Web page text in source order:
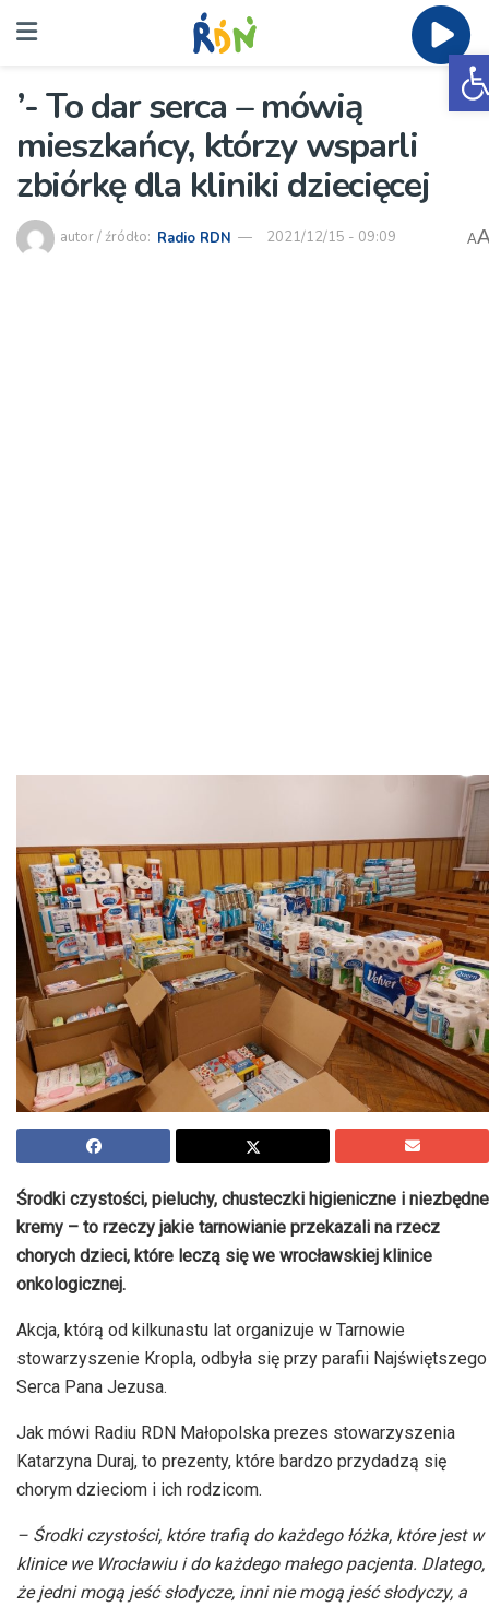
’- To dar serca – mówią
mieszkańcy, którzy wsparli
zbiórkę dla kliniki dziecięcej
autor / źródło: Radio RDN 2021/12/15 - 09:09 A
Środki czystości, pieluchy, chusteczki higieniczne i niezbędne
kremy – to rzeczy jakie tarnowianie przekazali na rzecz
chorych dzieci, które leczą się we wrocławskiej klinice
onkologicznej.
Akcja, którą od kilkunastu lat organizuje w Tarnowie
stowarzyszenie Kropla, odbyła się przy parafii Najświętszego
Serca Pana Jezusa.
Jak mówi Radiu RDN Małopolska prezes stowarzyszenia
Katarzyna Duraj, to prezenty, które bardzo przydadzą się
chorym dzieciom i ich rodzicom.
– Środki czystości, które trafią do każdego łóżka, które jest w
klinice we Wrocławiu i do każdego małego pacjenta. Dlatego,
że jedni mogą jeść słodycze, inni nie mogą jeść słodyczy, a